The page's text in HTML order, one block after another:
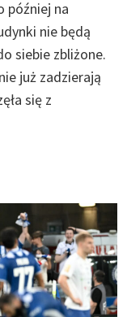
później na
nie będą
siebie zbliżone.
już zadzierają
się z